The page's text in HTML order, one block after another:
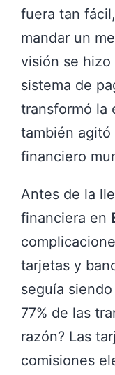
fuera tan
mandar un
visión se hizo
sistema de
transformó la
también agitó
financiero
Antes de la
financiera en
tarjetas y
seguía
77% de las
razón? Las
comisiones